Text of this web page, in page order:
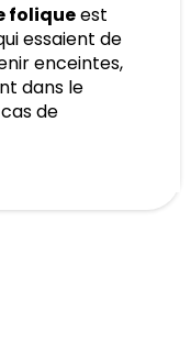
foliqueest
essaient de
enceintes,
dans le
de